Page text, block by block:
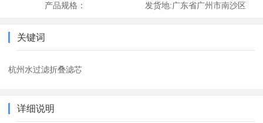
产品规格： 发货地:广东省广州市南沙区
关键词
杭州水过滤折叠滤芯
详细说明